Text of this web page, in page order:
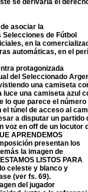
se derivaría el
asociar la
de Fútbol
en la
automáticas, en el
protagonizada
del Seleccionado
una camiseta
una camiseta azul
lo que parece el número
el túnel de acceso al
a disputar un partido
voz en off de un locutor
APRENDEMOS
presentan los
la imagen de
LISTOS PARA
celeste y blanco y
(ver fs. 69).
del jugador